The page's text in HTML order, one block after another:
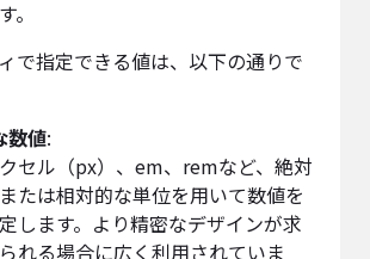
。
で指定できる値は、以下の通りで
数値:
セル（px）、em、remなど、絶対
たは相対的な単位を用いて数値を
します。より精密なデザインが求
れる場合に広く利用されていま